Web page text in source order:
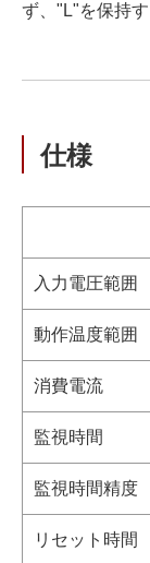
ず、"L"を保持
仕様
入力電圧範囲
動作温度範囲
消費電流
監視時間
監視時間精度
リセット時間